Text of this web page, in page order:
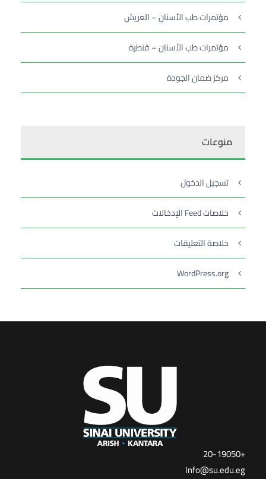
مؤتمرات طب الأسنان – العريش
مؤتمرات طب الأسنان – قنطرة
مركز ضمان الجودة
منوعات
تسجيل الدخول
خلاصات Feed الإدخالات
خلاصة التعليقات
WordPress.org
+20-19050
Info@su.edu.eg